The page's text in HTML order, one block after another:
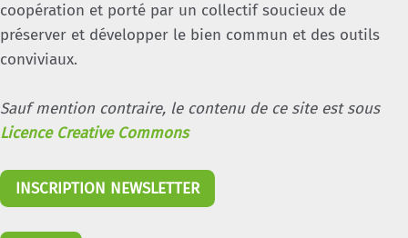
coopération et porté par un collectif soucieux de
préserver et développer le bien commun et des outils
conviviaux.
Sauf mention contraire, le contenu de ce site est sous
Licence Creative Commons
INSCRIPTION NEWSLETTER